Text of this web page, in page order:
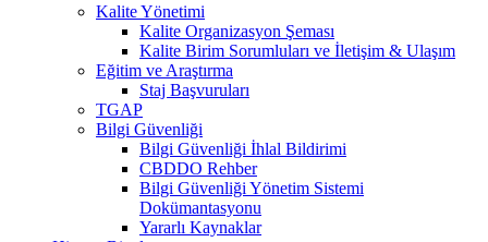
Kalite Yönetimi
Kalite Organizasyon Şeması
Kalite Birim Sorumluları ve İletişim & Ulaşım
Eğitim ve Araştırma
Staj Başvuruları
TGAP
Bilgi Güvenliği
Bilgi Güvenliği İhlal Bildirimi
CBDDO Rehber
Bilgi Güvenliği Yönetim Sistemi
Dokümantasyonu
Yararlı Kaynaklar